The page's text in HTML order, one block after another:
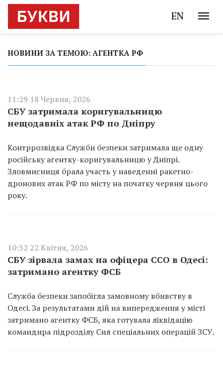
EN
НОВИНИ ЗА ТЕМОЮ: АГЕНТКА РФ
11:29 18 Червня, 2026
СБУ затримала коригувальницю
нещодавніх атак РФ по Дніпру
Контррозвідка Служби безпеки затримала ще одну
російську агентку-коригувальницю у Дніпрі.
Зловмисниця брала участь у наведенні ракетно-
дронових атак РФ по місту на початку червня цього
року.
10:32 22 Квітня, 2026
СБУ зірвала замах на офіцера ССО в Одесі:
затримано агентку ФСБ
Служба безпеки запобігла замовному вбивству в
Одесі. За результатами дій на випередження у місті
затримано агентку ФСБ, яка готувала ліквідацію
командира підрозділу Сил спеціальних операцій ЗСУ.